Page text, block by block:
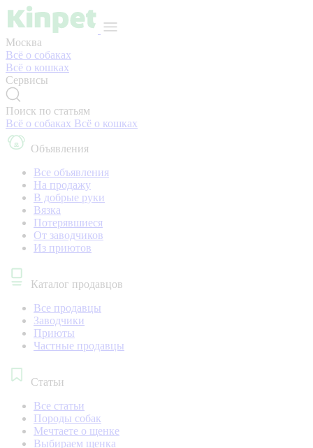
Москва
Всё о собаках
Всё о кошках
Сервисы
Поиск по статьям
Всё о собаках Всё о кошках
Объявления
Все объявления
На продажу
В добрые руки
Вязка
Потерявшиеся
От заводчиков
Из приютов
Каталог продавцов
Все продавцы
Заводчики
Приюты
Частные продавцы
Статьи
Все статьи
Породы собак
Мечтаете о щенке
Выбираем щенка